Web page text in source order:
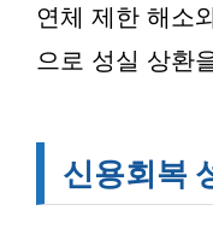
연체 제한 해소
으로 성실 상환
신용회복